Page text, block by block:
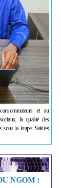
et au
la qualité des
sous la loupe. Saisies
NGOM :